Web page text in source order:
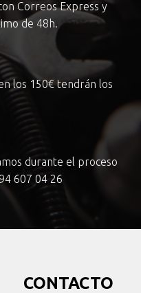
Correos Express y
de 48h.
los 150€tendrán los
durante el proceso
607 04 26
CONTACTO